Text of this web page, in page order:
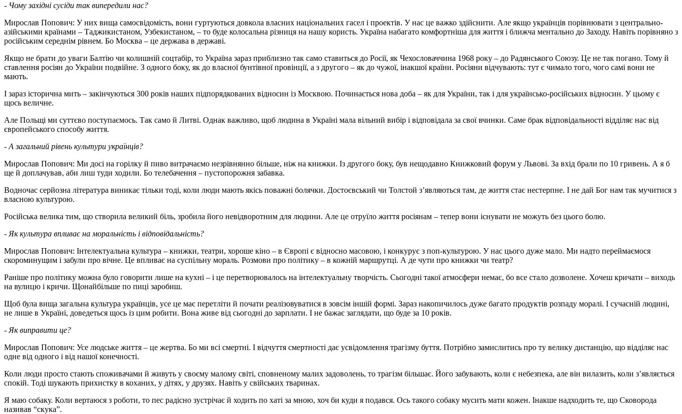
- Чому західні сусіди так випередили нас?
Мирослав Попович: У них вища самосвідомість, вони гуртуються довкола власних національних гасел і проектів. У нас це важко здійснити. Але якщо українців порівнювати з центрально­
азійськими країнами – Таджикистаном, Узбекистаном, – то буде колосальна різниця на нашу користь. Україна набагато комфортніша для життя і ближча ментально до Заходу. Навіть порівняно з
російським середнім рівнем. Бо Москва – це держава в державі.
Якщо не брати до уваги Балтію чи колишній соцтабір, то Україна зараз приблизно так само ставиться до Росії, як Чехо­словаччина 1968 року – до Радянського Союзу. Це не так погано. Тому й
ставлення росіян до України подвійне. З одного боку, як до власної бунтівної провінції, а з другого – як до чужої, інакшої країни. Росіяни відчувають: тут є чимало того, чого самі вони не
мають.
І зараз історична мить – закінчуються 300 років наших підпорядкованих відносин із Москвою. Починається нова доба – як для України, так і для українсько-російських відносин. У цьому є
щось величне.
Але Польщі ми суттєво поступаємось. Так само й Литві. Однак важливо, щоб людина в Україні мала вільний вибір і відповідала за свої вчинки. Саме брак відповідальності відділяє нас від
європейського способу життя.
- А загальний рівень культури українців?
Мирослав Попович: Ми досі на горілку й пиво витрачаємо не­зрівнянно більше, ніж на книжки. Із другого боку, був нещодавно Книжковий форум у Львові. За вхід брали по 10 гривень. А я б
ще й доплачував, аби лиш туди ходили. Бо телебачення – пустопорожня забавка.
Водночас серйозна література виникає тільки тоді, коли люди мають якісь поважні болячки. Достоєвський чи Толстой з’являються там, де життя стає нестерпне. І не дай Бог нам так мучитися з
власною культурою.
Російська велика тим, що створила великий біль, зробила його невідворотним для людини. Але це отруїло життя росіянам – тепер вони існувати не можуть без цього болю.
- Як культура впливає на моральність і відповідальність?
Мирослав Попович: Інтелектуальна культура – книжки, театри, хороше кіно – в Європі є відносно масовою, і конкурує з поп-культурою. У нас цього дуже мало. Ми надто переймаємося
скороминущим і забули про вічне. Це впливає на суспільну мораль. Розмови про політику – в кожній маршрутці. А де чути про книжки чи театр?
Раніше про політику можна було говорити лише на кухні – і це перетворювалось на інтелектуальну творчість. Сьогодні такої атмосфери немає, бо все стало дозволене. Хочеш кричати – виходь
на вулицю і кричи. Щонайбільше по пиці заробиш.
Щоб була вища загальна культура українців, усе це має перетліти й почати реалізовуватися в зовсім іншій формі. Зараз накопичилось дуже багато продуктів розпаду моралі. І сучасній людині,
не лише в Україні, доведеться щось із цим робити. Вона живе від сьогодні до зарплати. І не бажає заглядати, що буде за 10 років.
- Як виправити це?
Мирослав Попович: Усе людське життя – це жертва. Бо ми всі смертні. І відчуття смертності дає усвідомлення трагізму буття. Потрібно замислитись про ту велику дистанцію, що відділяє нас
одне від одного і від нашої конечності.
Коли люди просто стають споживачами й живуть у своєму малому світі, сповненому малих задоволень, то трагізм більшає. Його забувають, коли є небезпека, але він вилазить, коли з’являється
спокій. Тоді шукають прихистку в коханих, у дітях, у друзях. Навіть у свійських тваринах.
Я маю собаку. Коли вертаюся з роботи, то пес радісно зустрічає й ходить по хаті за мною, хоч би куди я подався. Ось такого собаку мусить мати кожен. Інакше надходить те, що Сковорода
називав “скука”.